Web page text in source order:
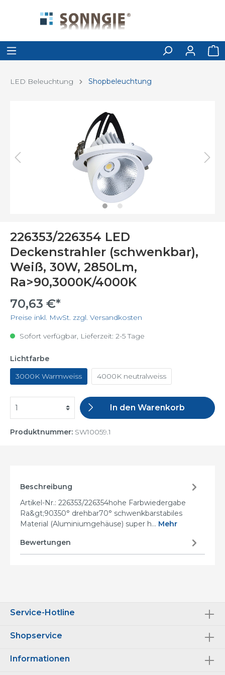
LED Beleuchtung Shopbeleuchtung
226353/226354 LED
Deckenstrahler (schwenkbar),
Weiß, 30W, 2850Lm,
Ra>90,3000K/4000K
70,63 €*
Preise inkl. MwSt. zzgl. Versandkosten
Sofort verfügbar, Lieferzeit: 2-5 Tage
Lichtfarbe
3000K Warmweiss
4000K neutralweiss
In den Warenkorb
Produktnummer: SW10059.1
Beschreibung
Artikel-Nr.: 226353/226354hohe Farbwiedergabe
Ra&gt;90350° drehbar70° schwenkbarstabiles
Material (Aluminiumgehäuse) super h… Mehr
Bewertungen
Service-Hotline
Shopservice
Informationen